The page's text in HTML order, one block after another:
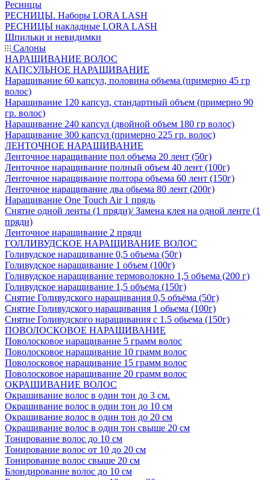
Ресницы
РЕСНИЦЫ. Наборы LORA LASH
РЕСНИЦЫ накладные LORA LASH
Шпильки и невидимки
Салоны
НАРАЩИВАНИЕ ВОЛОС
КАПСУЛЬНОЕ НАРАЩИВАНИЕ
Наращивание 60 капсул, половина объема (примерно 45 гр
волос)
Наращивание 120 капсул, стандартный объем (примерно 90
гр. волос)
Наращивание 240 капсул (двойной объем 180 гр волос)
Наращивание 300 капсул (примерно 225 гр. волос)
ЛЕНТОЧНОЕ НАРАЩИВАНИЕ
Ленточное наращивание пол объема 20 лент (50г)
Ленточное наращивание полный объем 40 лент (100г)
Ленточное наращивание полтора объема 60 лент (150г)
Ленточное наращивание два обьема 80 лент (200г)
Наращивание One Touch Air 1 прядь
Снятие одной ленты (1 пряди)/ Замена клея на одной ленте (1
пряди)
Ленточное наращивание 2 пряди
ГОЛЛИВУДСКОЕ НАРАЩИВАНИЕ ВОЛОС
Голивудское наращивание 0,5 объема (50г)
Голивудское наращивание 1 объем (100г)
Голивудское наращивание термоволокно 1,5 объема (200 г)
Голивудское наращивание 1,5 объема (150г)
Снятие Голивудского наращивания 0,5 объёма (50г)
Снятие Голивудского наращивания 1 обьема (100г)
Снятие Голивудского наращивания с 1.5 обьема (150г)
ПОВОЛОСКОВОЕ НАРАЩИВАНИЕ
Поволосковое наращивание 5 грамм волос
Поволосковое наращивание 10 грамм волос
Поволосковое наращивание 15 грамм волос
Поволосковое наращивание 20 грамм волос
ОКРАШИВАНИЕ ВОЛОС
Окрашивание волос в один тон до 3 см.
Окрашивание волос в один тон до 10 см
Окрашивание волос в один тон до 20 см
Окрашивание волос в один тон свыше 20 см
Тонирование волос до 10 см
Тонирование волос от 10 до 20 см
Тонирование волос свыше 20 см
Блондирование волос до 10 см